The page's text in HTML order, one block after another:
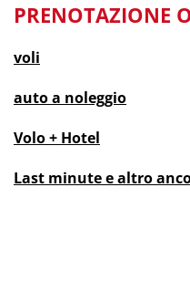
PRENOTAZIONE
voli
auto a noleggio
Volo + Hotel
Last minutee altro